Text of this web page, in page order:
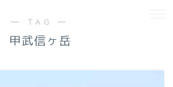
― TAG ―
甲武信ヶ岳